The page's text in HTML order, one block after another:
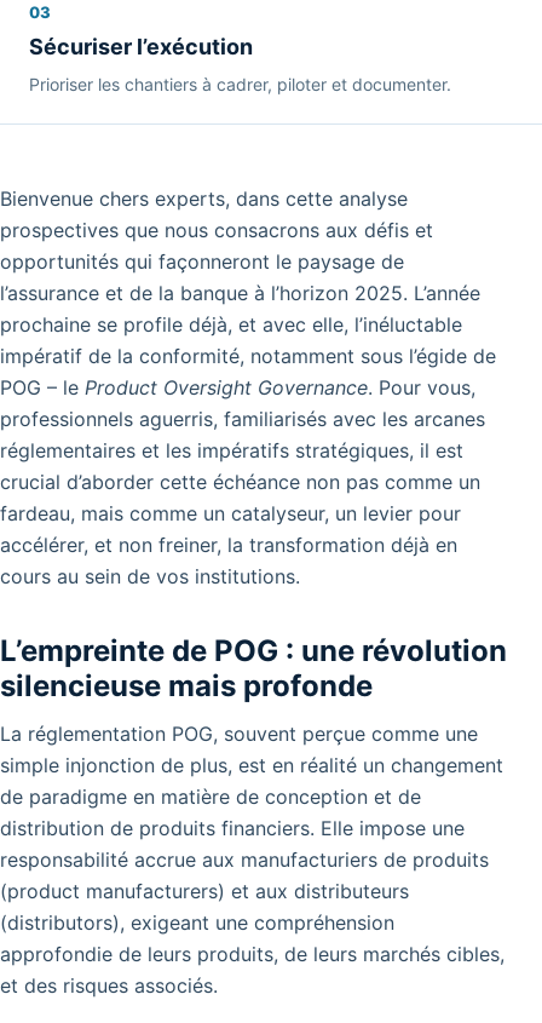
03
Sécuriser l’exécution
Prioriser les chantiers à cadrer, piloter et documenter.
Bienvenue chers experts, dans cette analyse
prospectives que nous consacrons aux défis et
opportunités qui façonneront le paysage de
l’assurance et de la banque à l’horizon 2025. L’année
prochaine se profile déjà, et avec elle, l’inéluctable
impératif de la conformité, notamment sous l’égide de
POG – le Product Oversight Governance. Pour vous,
professionnels aguerris, familiarisés avec les arcanes
réglementaires et les impératifs stratégiques, il est
crucial d’aborder cette échéance non pas comme un
fardeau, mais comme un catalyseur, un levier pour
accélérer, et non freiner, la transformation déjà en
cours au sein de vos institutions.
L’empreinte de POG : une révolution
silencieuse mais profonde
La réglementation POG, souvent perçue comme une
simple injonction de plus, est en réalité un changement
de paradigme en matière de conception et de
distribution de produits financiers. Elle impose une
responsabilité accrue aux manufacturiers de produits
(product manufacturers) et aux distributeurs
(distributors), exigeant une compréhension
approfondie de leurs produits, de leurs marchés cibles,
et des risques associés.